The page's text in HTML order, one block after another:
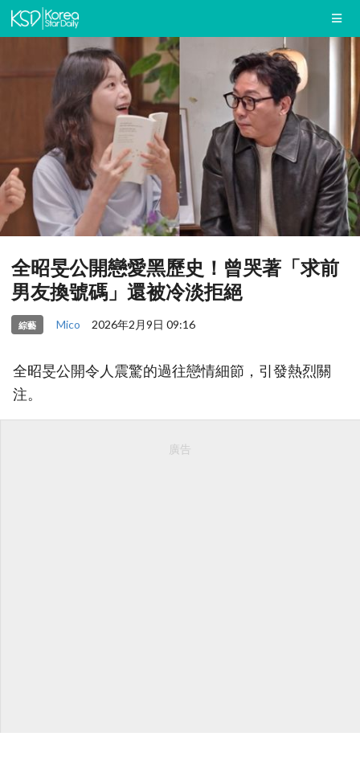
全昭旻公開戀愛黑歷史！曾哭著「求前
男友換號碼」還被冷淡拒絕
綜藝 Mico 2026年2月9日 09:16
全昭旻公開令人震驚的過往戀情細節，引發熱烈關
注。
廣告